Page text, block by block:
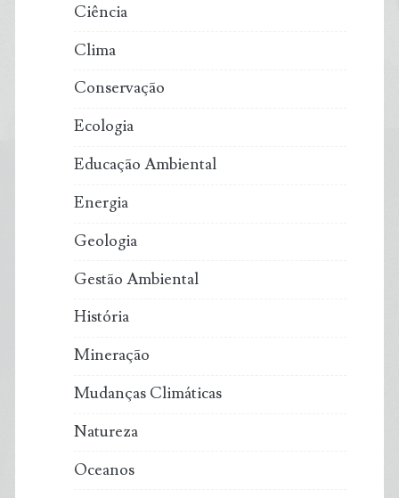
Ciência
Clima
Conservação
Ecologia
Educação Ambiental
Energia
Geologia
Gestão Ambiental
História
Mineração
Mudanças Climáticas
Natureza
Oceanos